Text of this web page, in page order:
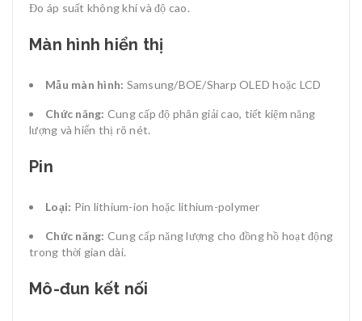
Đo áp suất không khí và độ cao.
Màn hình hiển thị
Mẫu màn hình: Samsung/BOE/Sharp OLED hoặc LCD
Chức năng: Cung cấp độ phân giải cao, tiết kiệm năng
lượng và hiển thị rõ nét.
Pin
Loại: Pin lithium-ion hoặc lithium-polymer
Chức năng: Cung cấp năng lượng cho đồng hồ hoạt động
trong thời gian dài.
Mô-đun kết nối